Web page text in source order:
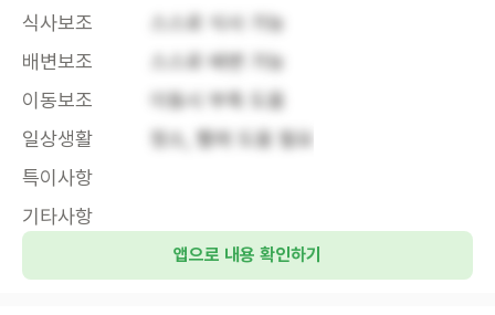
식사보조
스스로 식사 가능
배변보조
스스로 배변 가능
이동보조
이동시 부축 도움
일상생활
청소, 빨래 도움 필요
특이사항
기타사항
앱으로 내용 확인하기